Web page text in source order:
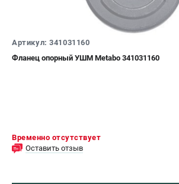
Артикул: 341031160
Фланец опорный УШМ Metabo 341031160
Временно отсутствует
Оставить отзыв